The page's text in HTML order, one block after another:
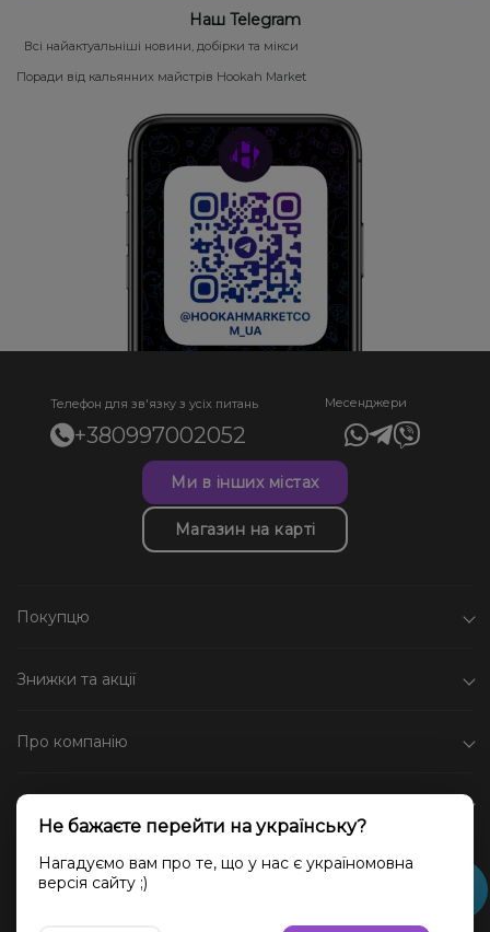
Наш Telegram
Всі найактуальніші новини, добірки та мікси
Поради від кальянних майстрів Hookah Market
Телефон для зв'язку з усіх питань
+380997002052
Месенджери
Ми в інших містах
Магазин на карті
Покупцю
Знижки та акції
Про компанію
Каталог
Соціальні мережі
Не бажаєте перейти на українську?
Нагадуємо вам про те, що у нас є україномовна
версія сайту ;)